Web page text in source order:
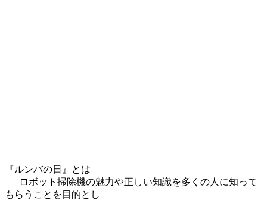
『ルンバの日』とは
ロボット掃除機の魅力や正しい知識を多くの人に知って
もらうことを目的とし